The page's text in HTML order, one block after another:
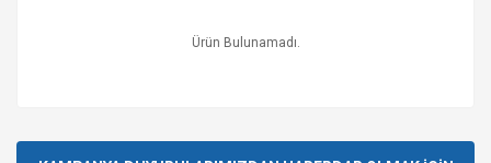
Ürün Bulunamadı.